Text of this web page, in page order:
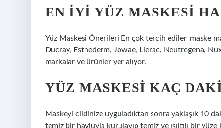
EN IYI YÜZ MASKESI
Yüz Maskesi Önerileri En çok tercih edilen maske
Ducray, Esthederm, Jowae, Lierac, Neutrogena,
markalar ve ürünler yer alıyor.
YÜZ MASKESI KAÇ
Maskeyi cildinize uyguladıktan sonra yaklaşık 10
temiz bir havluyla kurulayıp temiz ve ışıltılı bir